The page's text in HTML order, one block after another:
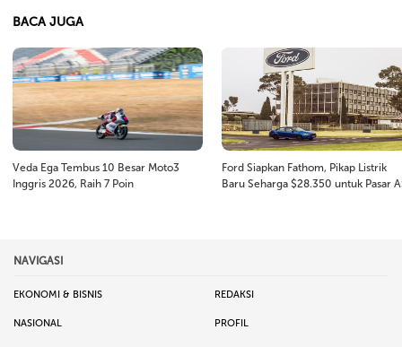
BACA JUGA
Veda Ega Tembus 10 Besar Moto3
Inggris 2026, Raih 7 Poin
Ford Siapkan Fathom, Pikap Listrik
Baru Seharga $28.350 untuk Pasar
NAVIGASI
EKONOMI & BISNIS REDAKSI
NASIONAL PROFIL